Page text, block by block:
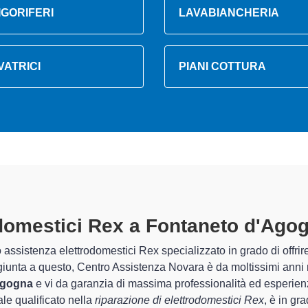
LAVABIANCHERIA
PIANI COTTURA
Elettrodomestici Rex A
di Centro Assistenza Novara sono in grado di
per quel che riguarda la sistemazione e la